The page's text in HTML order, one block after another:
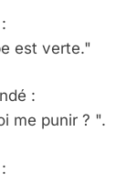
est verte."
:
me punir ? ".